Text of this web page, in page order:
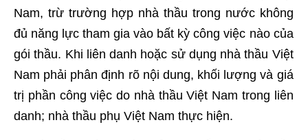
Nam, trừ trường hợp nhà thầu trong nước không
đủ năng lực tham gia vào bất kỳ công việc nào của
gói thầu. Khi liên danh hoặc sử dụng nhà thầu Việt
Nam phải phân định rõ nội dung, khối lượng và giá
trị phần công việc do nhà thầu Việt Nam trong liên
danh; nhà thầu phụ Việt Nam thực hiện.